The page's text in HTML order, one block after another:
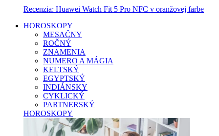
Recenzia: Huawei Watch Fit 5 Pro NFC v oranžovej farbe
HOROSKOPY
MESAČNY
ROČNÝ
ZNAMENIA
NUMERO A MÁGIA
KELTSKÝ
EGYPTSKÝ
INDIÁNSKY
CYKLICKÝ
PARTNERSKÝ
HOROSKOPY